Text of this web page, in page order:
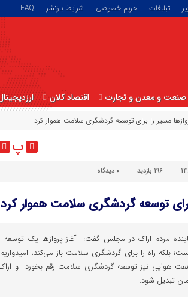
تبلیغات حریم خصوصی شرایط بازنشر FAQ
صنعت و معدن و تجارت اقتصاد کلان
مسیر را برای توسعه گردشگری سلامت هموار کرد
پ
196 بازدید ۰ دیدگاه
برای توسعه گردشگری سلامت هموار کرد
مردم اراک در مجلس ‌گفت: آغاز پروازها یک توسعه
بلکه راه را برای گردشگری سلامت باز می‌کند،
هوایی نیز توسعه گردشگری سلامت رقم بخورد و
تبدیل شود.